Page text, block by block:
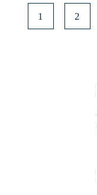
1 2